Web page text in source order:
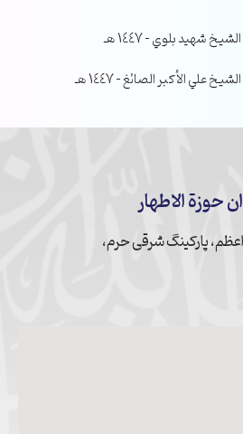
شهيد بلوي – 1447 هـ
الأكبر الصائغ – 1447 هـ
حوزة الاطهار
پارکینگ شرقی حرم،